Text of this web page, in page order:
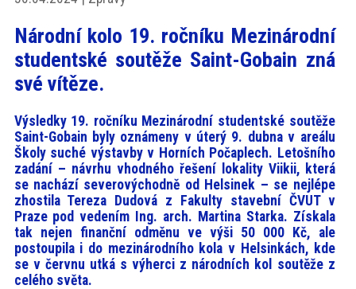
ProfiMag
Kontakt
Národní kolo 19. ročníku Mezinárodní
studentské soutěže Saint-Gobain zná
své vítěze.
Výsledky 19. ročníku Mezinárodní studentské soutěže
Saint-Gobain byly oznámeny v úterý 9. dubna v areálu
Školy suché výstavby v Horních Počaplech. Letošního
zadání – návrhu vhodného řešení lokality Viikii, která
se nachází severovýchodně od Helsinek – se nejlépe
zhostila Tereza Dudová z Fakulty stavební ČVUT v
Praze pod vedením Ing. arch. Martina Starka. Získala
tak nejen finanční odměnu ve výši 50 000 Kč, ale
postoupila i do mezinárodního kola v Helsinkách, kde
se v červnu utká s výherci z národních kol soutěže z
celého světa.